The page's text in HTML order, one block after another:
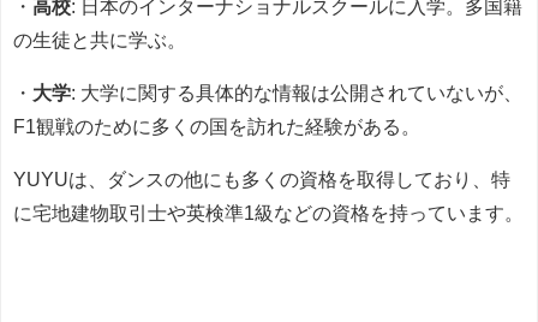
・ 高校: 日本のインターナショナルスクールに入学。多国籍
の生徒と共に学ぶ。
・ 大学: 大学に関する具体的な情報は公開されていないが、
F1観戦のために多くの国を訪れた経験がある。
YUYUは、ダンスの他にも多くの資格を取得しており、特
に宅地建物取引士や英検準1級などの資格を持っています。